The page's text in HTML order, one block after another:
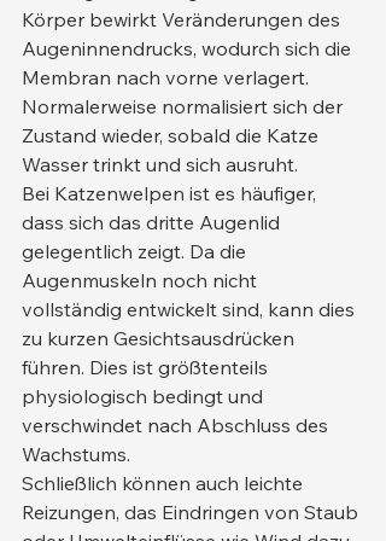
Körper bewirkt Veränderungen des
Augeninnendrucks, wodurch sich die
Membran nach vorne verlagert.
Normalerweise normalisiert sich der
Zustand wieder, sobald die Katze
Wasser trinkt und sich ausruht.
Bei Katzenwelpen ist es häufiger,
dass sich das dritte Augenlid
gelegentlich zeigt. Da die
Augenmuskeln noch nicht
vollständig entwickelt sind, kann dies
zu kurzen Gesichtsausdrücken
führen. Dies ist größtenteils
physiologisch bedingt und
verschwindet nach Abschluss des
Wachstums.
Schließlich können auch leichte
Reizungen, das Eindringen von Staub